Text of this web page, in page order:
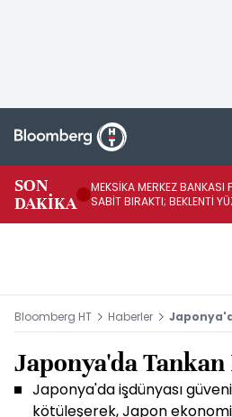
SON
DAKİKA
MEKSİKA MERKEZ BANKASI
SABİT BIRAKTI; BEKLENTİ
Bloomberg HT Haberler
Japonya'da
Japonya'da işdünyası
kötüleşerek, Japon